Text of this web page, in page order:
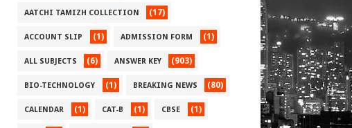
AATCHI TAMIZH COLLECTION (17)
ACCOUNT SLIP (1) ADMISSION FORM (1)
ALL SUBJECTS (6) ANSWER KEY (903)
BIO-TECHNOLOGY (1) BREAKING NEWS (80)
CALENDAR (1) CAT-B (1) CBSE (1)